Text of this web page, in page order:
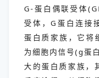
G-蛋白偶联受体
受体，G蛋白连接
蛋白质家族，它将
为细胞内信号(g蛋
大的蛋白质家族，